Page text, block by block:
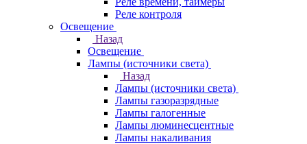
Реле контроля
Освещение
Назад
Освещение
Лампы (источники света)
Назад
Лампы (источники света)
Лампы газоразрядные
Лампы галогенные
Лампы люминесцентные
Лампы накаливания